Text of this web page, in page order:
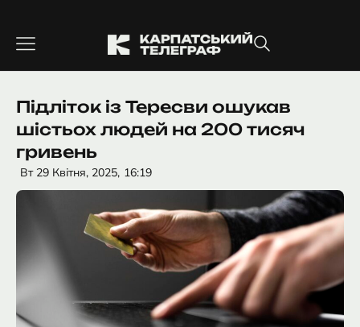
вмісту
Підліток із Тересви ошукав
шістьох людей на 200 тисяч
гривень
Вт 29 Квітня, 2025, 16:19